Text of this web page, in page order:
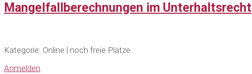
Mangelfallberechnungen im Unterhaltsrecht
Kategorie: Online | noch freie Plätze
Anmelden